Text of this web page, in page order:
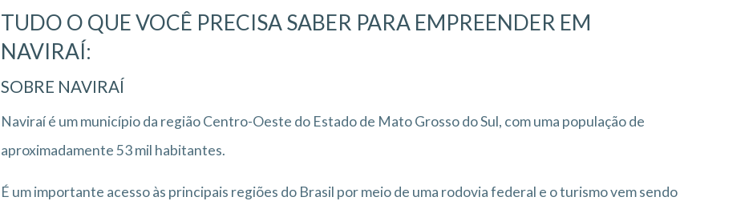
TUDO O QUE VOCÊ PRECISA SABER PARA EMPREENDER EM
NAVIRAÍ:
SOBRE NAVIRAÍ
Naviraí é um município da região Centro-Oeste do Estado de Mato Grosso do Sul, com uma população de
aproximadamente 53 mil habitantes.
É um importante acesso às principais regiões do Brasil por meio de uma rodovia federal e o turismo vem sendo